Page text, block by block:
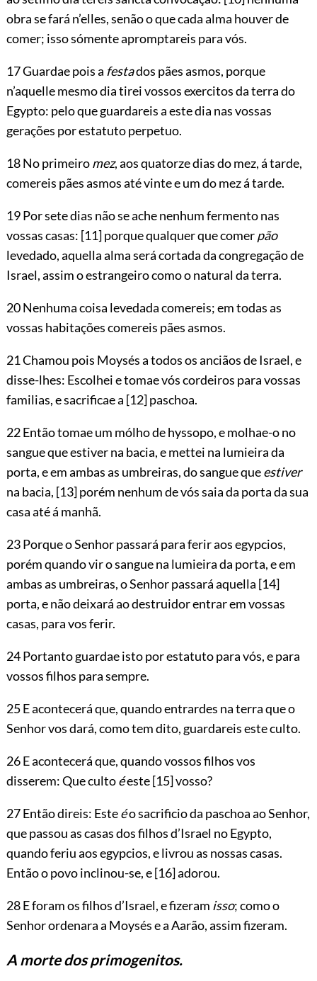
obra se fará n’elles, senão o que cada alma houver de
comer; isso sómente apromptareis para vós.
17 Guardae pois a festados pães asmos, porque
n’aquelle mesmo dia tirei vossos exercitos da terra do
Egypto: pelo que guardareis a este dia nas vossas
gerações por estatuto perpetuo.
18 No primeiromez, aos quatorze dias do mez, á tarde,
comereis pães asmos até vinte e um do mez á tarde.
19 Por sete dias não se ache nenhum fermento nas
vossas casas: [11]porque qualquer que comerpão
levedado, aquella alma será cortada da congregação de
Israel, assim o estrangeiro como o natural da terra.
20 Nenhuma coisa levedada comereis; em todas as
vossas habitações comereis pães asmos.
21 Chamou pois Moysés a todos os anciãos de Israel, e
disse-lhes: Escolhei e tomae vós cordeiros para vossas
familias, e sacrificae a [12]paschoa.
22 Então tomae um mólho de hyssopo, e molhae-o no
sangue que estiver na bacia, e mettei na lumieira da
porta, e em ambas as umbreiras, do sangue queestiver
na bacia, [13]porém nenhum de vós saia da porta da sua
casa até á manhã.
23 Porque o Senhor passará para ferir aos egypcios,
porém quando vir o sangue na lumieira da porta, e em
ambas as umbreiras, o Senhor passará aquella [14]
porta, e não deixará ao destruidor entrar em vossas
casas, para vos ferir.
24 Portanto guardae isto por estatuto para vós, e para
vossos filhos para sempre.
25 E acontecerá que, quando entrardes na terra que o
Senhor vos dará, como tem dito, guardareis este culto.
26 E acontecerá que, quando vossos filhos vos
disserem: Que cultoéeste[15]vosso?
27 Então direis: Esteéo sacrificio da paschoa ao Senhor,
que passou as casas dos filhos d’Israel no Egypto,
quando feriu aos egypcios, e livrou as nossas casas.
Então o povo inclinou-se, e[16]adorou.
28 E foram os filhos d’Israel, e fizeram isso; como o
Senhor ordenara a Moysés e a Aarão, assim fizeram.
A morte dos primogenitos.